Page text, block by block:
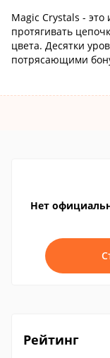
Magic Crystals - это
протягивать
цвета. Десятки
потрясающими
Нет
Рейтинг